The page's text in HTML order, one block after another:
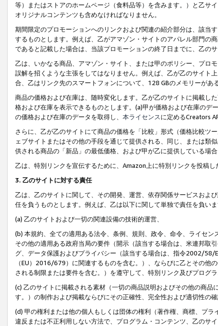
等）またはストアのホームページ（食料品等）を含みます。）と乙サ
オリジナルコンテンツも含めなければなりません。
期間限定のプロモーションへのリンクおよび関連の紹介部分は、該当
するものとします。例えば、乙がアマゾン・サイトのアパレル部門の
であると記載した場合は、当該プロモーションの終了日までに、乙の
乙は、いかなる商品、アマゾン・サイト、または甲のポリシー、プロ
誤解を招くような主張をしてはなりません。例えば、乙が乙のサイト
合、乙はリンク先のスマートフォンについて、128 GBのメモリーがあ
商品の価格および在庫は、随時変化します。乙が乙のサイトに掲載し
格および在庫を表示できるものとします。(a)甲が価格および在庫の
の価格および在庫のデータを取得し、 本ライセンスに定めるCreators
さらに、乙が乙のサイトにて商品の価格を「比較」形式（価格比較ツ
ェブサイトまたはその他の手段を通じて提供される、同じ、または類
供される商品の「新品」の最低価格、および甲が乙に提供している場
乙は、特別リンクを宣伝するために、Amazon上に特別リンクを投稿
3. 乙のサイトに対する責任
乙は、乙のサイトに関して、その開発、運営、依存関係サービスおよ
任を負うものとします。例えば、乙は以下に関して単独で責任を負い
(a) 乙のサイトおよび一切の関連設備の技術的運営、
(b) 本規約、全ての適用ある法令、条例、規則、政令、命令、ライセ
その他の適用ある政府当局の要件（開示（該当する場合は、米連邦取
グ、データ保護およびプライバシー（該当する場合は、指令2002/58/
（EU）2016/679）に関連するものを含む。）、ならびに乙とその他
される制限または要件を含む。）を遵守して、特別リンク及びプログ
(c) 乙のサイトに掲載される素材（一切の商品説明およびその他の商
す。）の制作および掲載ならびにその正確性、完全性および適切性の
(d) 甲の権利または他の個人もしくは団体の権利（著作権、商標、プ
違反または不正利用しない方法で、プログラム・コンテンツ、乙のサ